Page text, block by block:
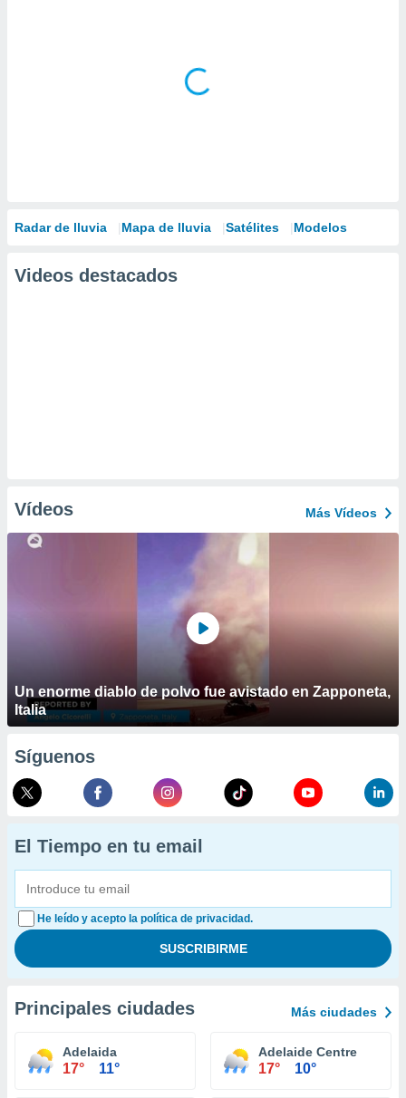
Radar de lluvia Mapa de lluvia Satélites Modelos
Videos destacados
Vídeos Más Vídeos
Un enorme diablo de polvo fue avistado en Zapponeta,
Italia
Síguenos
El Tiempo en tu email
He leído y acepto la política de privacidad.
Principales ciudades Más ciudades
Adelaida
17° 11°
Adelaide Centre
17° 10°